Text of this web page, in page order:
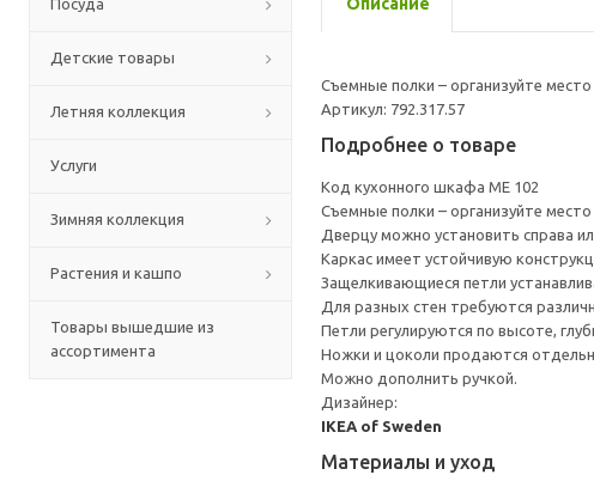
Посуда
Детские товары
Летняя коллекция
Услуги
Зимняя коллекция
Растения и кашпо
Товары вышедшие из
ассортимента
Съемные полки – организуйте
Артикул: 792.317.57
Подробнее о товаре
Код кухонного шкафа ME 102
Съемные полки – организуйте
Дверцу можно установить справа
Каркас имеет устойчивую
Защелкивающиеся петли
Для разных стен требуются
Петли регулируются по высоте,
Ножки и цоколи продаются
Можно дополнить ручкой.
Дизайнер:
IKEA of Sweden
Материалы и уход